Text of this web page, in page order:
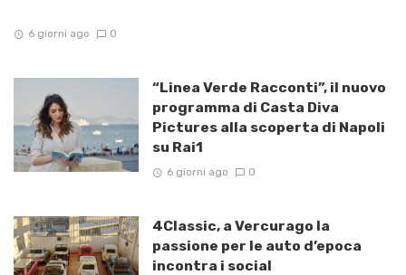
6 giorni ago 0
“Linea Verde Racconti”, il nuovo
programma di Casta Diva
Pictures alla scoperta di Napoli
su Rai1
6 giorni ago 0
4Classic, a Vercurago la
passione per le auto d’epoca
incontra i social